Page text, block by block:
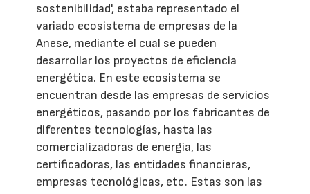
sostenibilidad', estaba representado el
variado ecosistema de empresas de la
Anese, mediante el cual se pueden
desarrollar los proyectos de eficiencia
energética. En este ecosistema se
encuentran desde las empresas de servicios
energéticos, pasando por los fabricantes de
diferentes tecnologías, hasta las
comercializadoras de energía, las
certificadoras, las entidades financieras,
empresas tecnológicas, etc. Estas son las